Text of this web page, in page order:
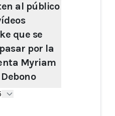
al público
que se
por la
Myriam